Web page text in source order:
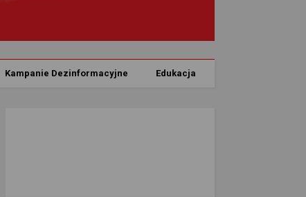
Kampanie Dezinformacyjne Edukacja